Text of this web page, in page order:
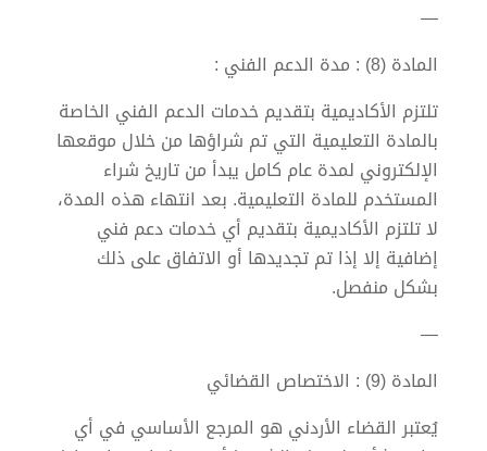
—
المادة (8) : مدة الدعم الفني :
تلتزم الأكاديمية بتقديم خدمات الدعم الفني الخاصة
بالمادة التعليمية التي تم شراؤها من خلال موقعها
الإلكتروني لمدة عام كامل يبدأ من تاريخ شراء
المستخدم للمادة التعليمية. بعد انتهاء هذه المدة،
لا تلتزم الأكاديمية بتقديم أي خدمات دعم فني
إضافية إلا إذا تم تجديدها أو الاتفاق على ذلك
بشكل منفصل.
—
المادة (9) : الاختصاص القضائي
يُعتبر القضاء الأردني هو المرجع الأساسي في أي